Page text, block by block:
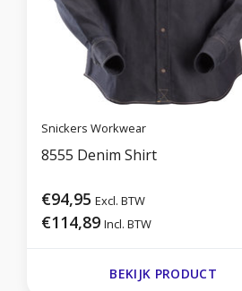
Snickers Workwear
8555 Denim Shirt
€94,95 Excl. BTW
€114,89 Incl. BTW
BEKIJK PRODUCT